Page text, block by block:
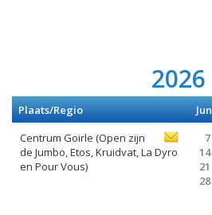
2026
Plaats/Regio Jun
Centrum Goirle (Open zijn
de Jumbo, Etos, Kruidvat, La Dyro
en Pour Vous)
7
14
21
28